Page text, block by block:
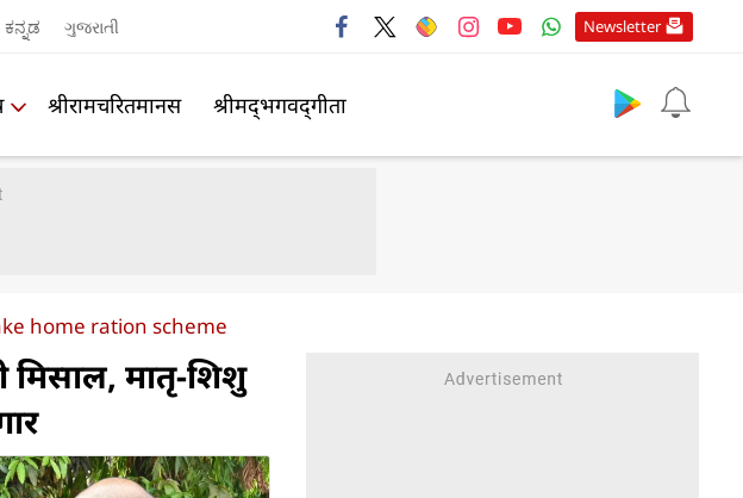
ಕನ್ನಡ ગુજરાતી Newsletter
श्रीरामचरितमानस श्रीमद्‍भगवद्‍गीता
home ration scheme
मिसाल, मातृ-शिशु